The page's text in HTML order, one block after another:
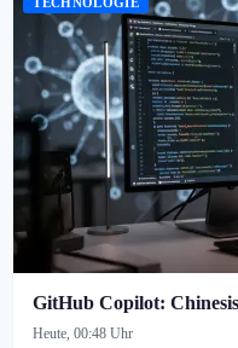
GitHub Copilot:
Heute, 00:48 Uhr